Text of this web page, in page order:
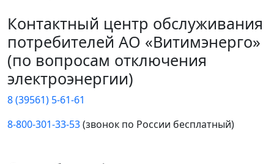
Контактный центр обслуживания
потребителей АО «Витимэнерго»
(по вопросам отключения
электроэнергии)
8 (39561) 5-61-61
8-800-301-33-53(звонок по России бесплатный)